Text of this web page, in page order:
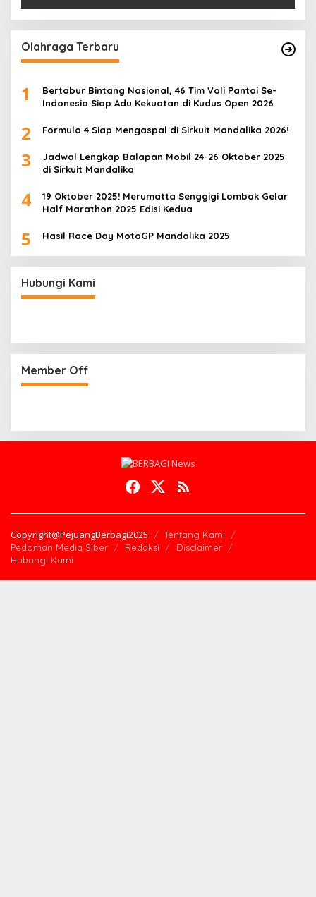
Olahraga Terbaru
1
Bertabur Bintang Nasional, 46 Tim Voli Pantai Se-
Indonesia Siap Adu Kekuatan di Kudus Open 2026
2 Formula 4 Siap Mengaspal di Sirkuit Mandalika 2026!
3
Jadwal Lengkap Balapan Mobil 24-26 Oktober 2025
di Sirkuit Mandalika
4
19 Oktober 2025! Merumatta Senggigi Lombok Gelar
Half Marathon 2025 Edisi Kedua
5 Hasil Race Day MotoGP Mandalika 2025
Hubungi Kami
Member Off
Copyright@PejuangBerbagi2025
Tentang Kami
Pedoman Media Siber
Redaksi
Disclaimer
Hubungi Kami